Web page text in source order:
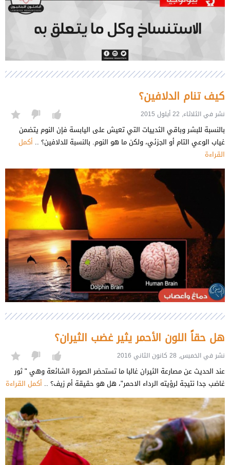
كيف تنام الدلافين؟
نشر في الثلاثاء, 22 أيلول 2015
بالنسبة للبشر وباقي الثدييات التي تعيش على اليابسة فإن النوم يتضمن
غياب الوعي التام أو الجزئي، ولكن ما هو النوم. بالنسبة للدلافين؟ .. أكمل
القراءة
هل حقاً اللون الأحمر يثير غضب الثيران؟
نشر في الخميس, 28 كانون الثاني 2016
عند الحديث عن مصارعة الثيران غالبا ما تستحضر الصورة الشائعة وهي " ثور
غاضب جدا نتيجة لرؤيته الرداء الاحمر"، هل هو حقيقة أم زيف؟ .. أكمل القراءة